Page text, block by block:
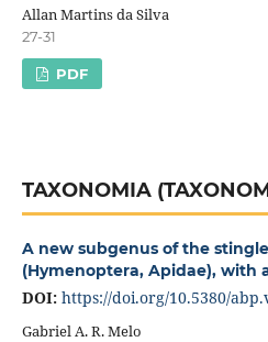
Allan Martins da Silva
27-31
PDF
TAXONOMIA
A new subgenus of the
(Hymenoptera, Apidae), with
DOI: https://doi.org/10.5380/
Gabriel A. R. Melo